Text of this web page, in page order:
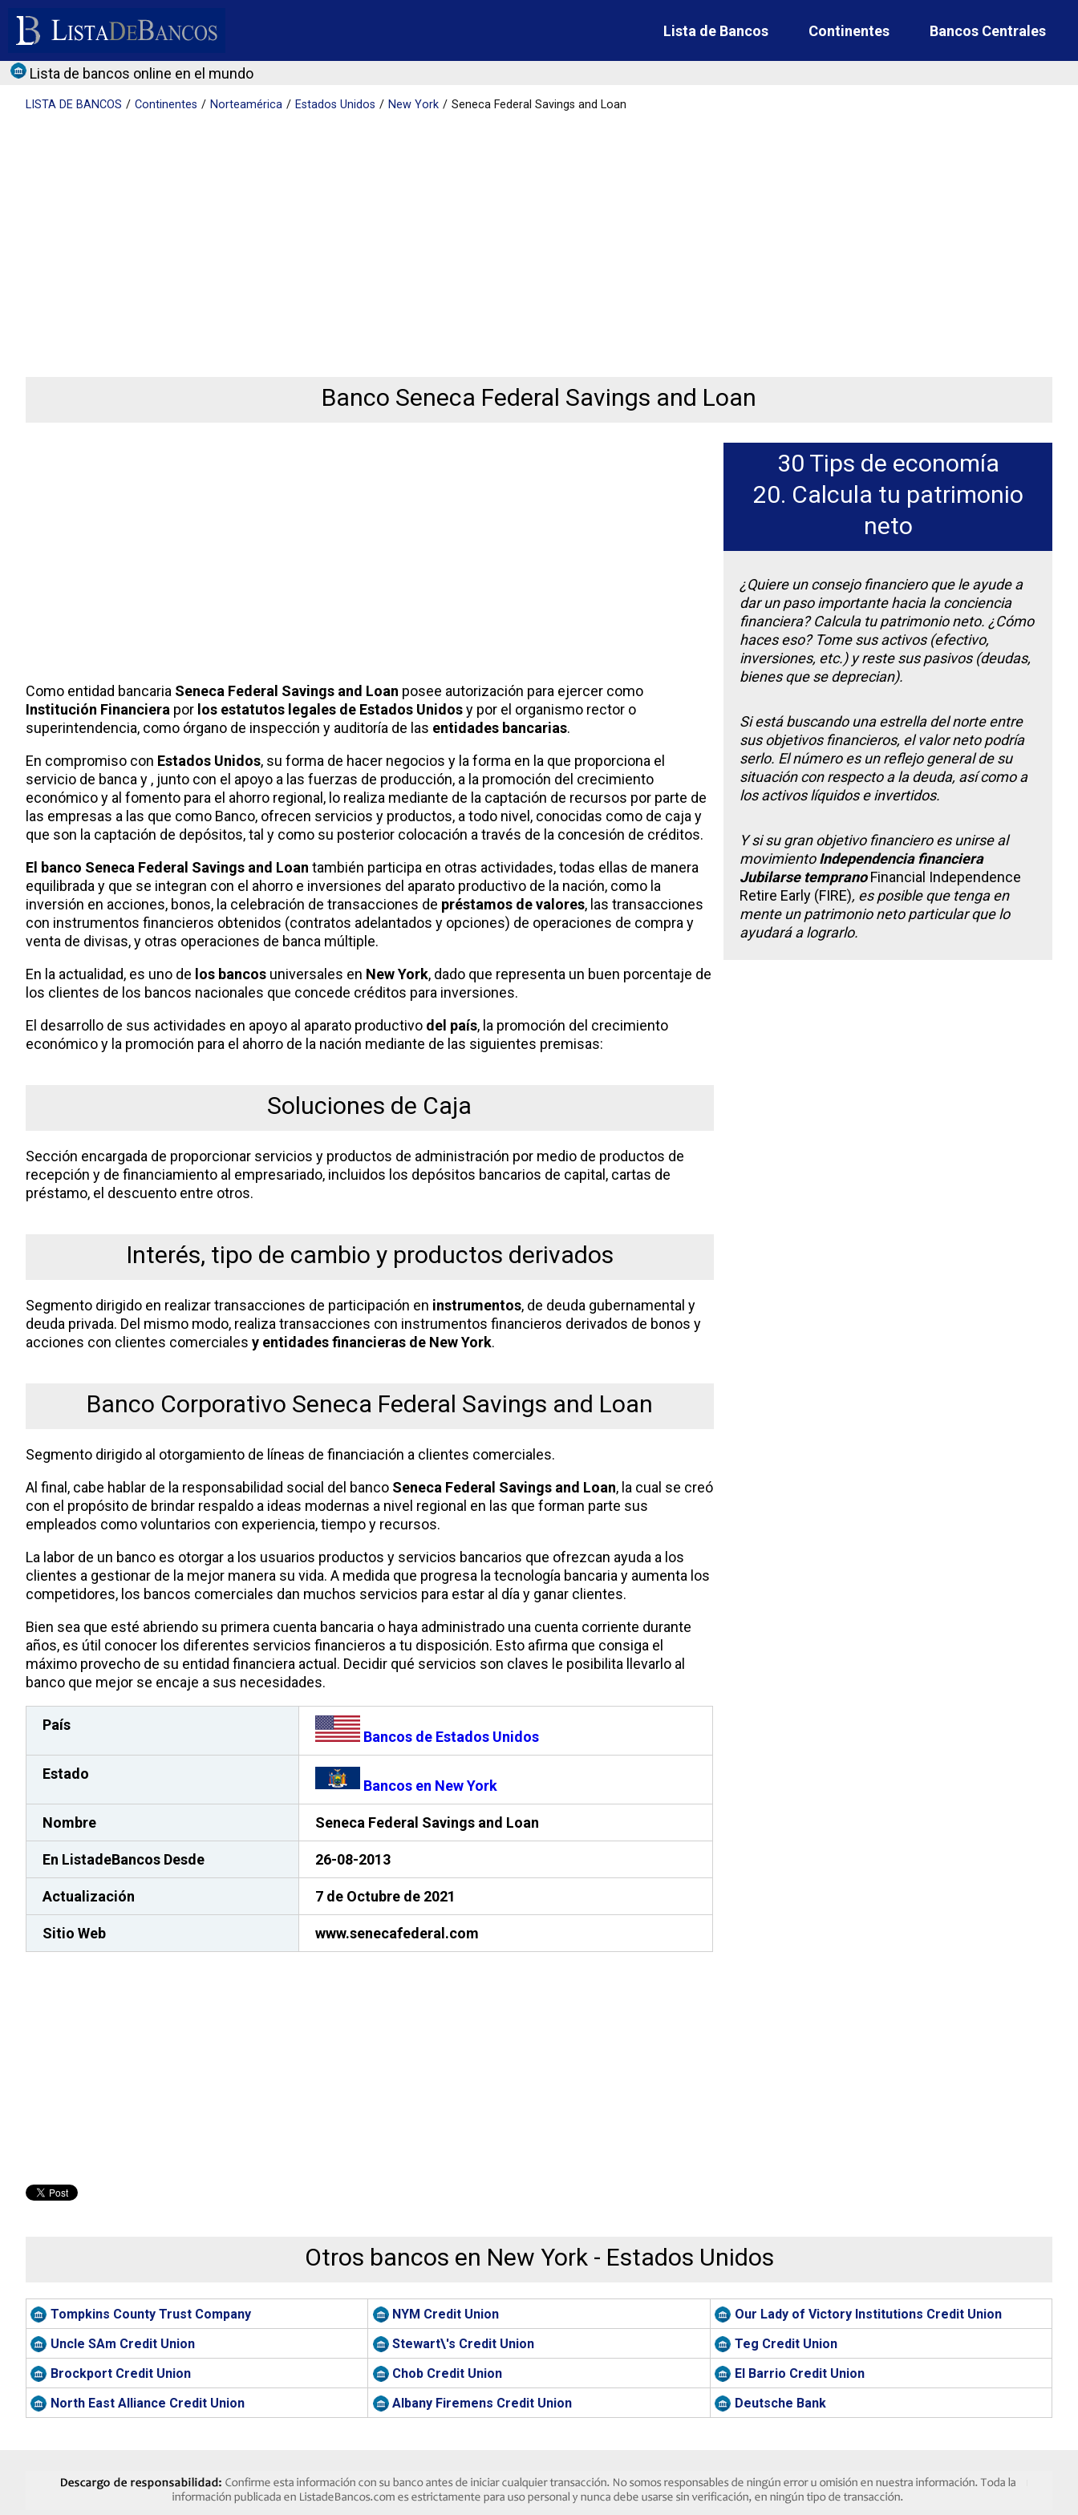
Lista de bancos online en el mundo
Lista de Bancos Continentes Bancos Centrales
LISTA DE BANCOS Continentes Norteamérica Estados Unidos New York Seneca Federal Savings and Loan
Banco Seneca Federal Savings and Loan
Como entidad bancaria Seneca Federal Savings and Loan posee autorización para ejercer como
Institución Financiera por los estatutos legales de Estados Unidosy por el organismo rector o
superintendencia, como órgano de inspección y auditoría de las entidades bancarias.
En compromiso con Estados Unidos, su forma de hacer negocios y la forma en la que proporciona el
servicio de banca y , junto con el apoyo a las fuerzas de producción, a la promoción del crecimiento
económico y al fomento para el ahorro regional, lo realiza mediante de la captación de recursos por parte de
las empresas a las que como Banco, ofrecen servicios y productos, a todo nivel, conocidas como de caja y
que son la captación de depósitos, tal y como su posterior colocación a través de la concesión de créditos.
El banco Seneca Federal Savings and Loan también participa en otras actividades, todas ellas de manera
equilibrada y que se integran con el ahorro e inversiones del aparato productivo de la nación, como la
inversión en acciones, bonos, la celebración de transacciones de préstamos de valores, las transacciones
con instrumentos financieros obtenidos (contratos adelantados y opciones) de operaciones de compra y
venta de divisas, y otras operaciones de banca múltiple.
En la actualidad, es uno de los bancos universales en New York, dado que representa un buen porcentaje de
los clientes de los bancos nacionales que concede créditos para inversiones.
El desarrollo de sus actividades en apoyo al aparato productivo del país, la promoción del crecimiento
económico y la promoción para el ahorro de la nación mediante de las siguientes premisas:
Soluciones de Caja
Sección encargada de proporcionar servicios y productos de administración por medio de productos de
recepción y de financiamiento al empresariado, incluidos los depósitos bancarios de capital, cartas de
préstamo, el descuento entre otros.
Interés, tipo de cambio y productos derivados
Segmento dirigido en realizar transacciones de participación en instrumentos, de deuda gubernamental y
deuda privada. Del mismo modo, realiza transacciones con instrumentos financieros derivados de bonos y
acciones con clientes comerciales y entidades financieras de New York.
Banco Corporativo Seneca Federal Savings and Loan
Segmento dirigido al otorgamiento de líneas de financiación a clientes comerciales.
Al final, cabe hablar de la responsabilidad social del banco Seneca Federal Savings and Loan, la cual se creó
con el propósito de brindar respaldo a ideas modernas a nivel regional en las que forman parte sus
empleados como voluntarios con experiencia, tiempo y recursos.
La labor de un banco es otorgar a los usuarios productos y servicios bancarios que ofrezcan ayuda a los
clientes a gestionar de la mejor manera su vida. A medida que progresa la tecnología bancaria y aumenta los
competidores, los bancos comerciales dan muchos servicios para estar al día y ganar clientes.
Bien sea que esté abriendo su primera cuenta bancaria o haya administrado una cuenta corriente durante
años, es útil conocer los diferentes servicios financieros a tu disposición. Esto afirma que consiga el
máximo provecho de su entidad financiera actual. Decidir qué servicios son claves le posibilita llevarlo al
banco que mejor se encaje a sus necesidades.
País
Bancos de Estados Unidos
Estado
Bancos en New York
Nombre Seneca Federal Savings and Loan
En ListadeBancos Desde 26-08-2013
Actualización 7 de Octubre de 2021
Sitio Web www.senecafederal.com
30 Tips de economía
20. Calcula tu patrimonio
neto
¿Quiere un consejo financiero que le ayude a
dar un paso importante hacia la conciencia
financiera? Calcula tu patrimonio neto. ¿Cómo
haces eso? Tome sus activos (efectivo,
inversiones, etc.) y reste sus pasivos (deudas,
bienes que se deprecian).
Si está buscando una estrella del norte entre
sus objetivos financieros, el valor neto podría
serlo. El número es un reflejo general de su
situación con respecto a la deuda, así como a
los activos líquidos e invertidos.
Y si su gran objetivo financiero es unirse al
movimientoIndependencia financiera
Jubilarse temprano Financial Independence
Retire Early (FIRE), es posible que tenga en
mente un patrimonio neto particular que lo
ayudará a lograrlo.
Otros bancos en New York - Estados Unidos
Tompkins County Trust Company NYM Credit Union
Our Lady of Victory Institutions Credit Union
Uncle SAm Credit Union
Stewart\'s Credit Union
Teg Credit Union
Brockport Credit Union
Chob Credit Union
El Barrio Credit Union
North East Alliance Credit Union
Albany Firemens Credit Union Deutsche Bank